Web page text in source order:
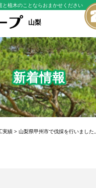
と植木のことならおまかせください
山梨
新着情報
実績> 山梨県甲州市で伐採を行いました。